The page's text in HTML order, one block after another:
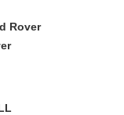
Rover